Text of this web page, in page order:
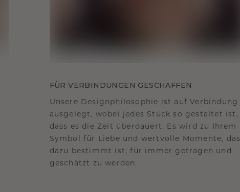
FÜR VERBINDUNGEN GESCHAFFEN
Unsere Designphilosophie ist auf Verbindung
ausgelegt, wobei jedes Stück so gestaltet ist,
dass es die Zeit überdauert. Es wird zu Ihrem
Symbol für Liebe und wertvolle Momente, das
dazu bestimmt ist, für immer getragen und
geschätzt zu werden.